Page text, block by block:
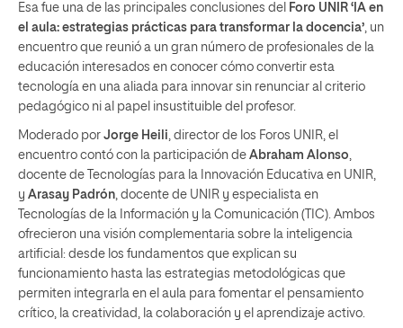
Esa fue una de las principales conclusiones del Foro UNIR ‘IA en
el aula: estrategias prácticas para transformar la docencia’ , un
encuentro que reunió a un gran número de profesionales de la
educación interesados en conocer cómo convertir esta
tecnología en una aliada para innovar sin renunciar al criterio
pedagógico ni al papel insustituible del profesor.
Moderado por Jorge Heili , director de los Foros UNIR, el
encuentro contó con la participación de Abraham Alonso
docente de Tecnologías para la Innovación Educativa en UNIR,
y Arasay Padrón , docente de UNIR y especialista en
Tecnologías de la Información y la Comunicación (TIC). Ambos
ofrecieron una visión complementaria sobre la inteligencia
artificial: desde los fundamentos que explican su
funcionamiento hasta las estrategias metodológicas que
permiten integrarla en el aula para fomentar el pensamiento
crítico, la creatividad, la colaboración y el aprendizaje activo.